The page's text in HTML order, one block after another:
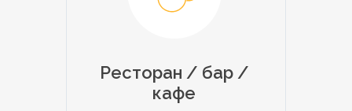
Ресторан / бар /
кафе